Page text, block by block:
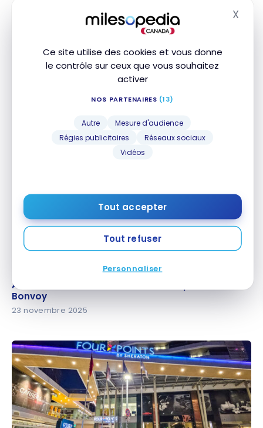
Ce site utilise des cookies et vous donne
le contrôle sur ceux que vous souhaitez
activer
NOS PARTENAIRES (13)
Autre
Mesure d'audience
Régies publicitaires
Réseaux sociaux
Vidéos
Tout accepter
Tout refuser
Personnaliser
X
Marriott Bonvoy : Les promotions du Vendredi fou
Marriott Bonvoy : Les promotions du Vendredi fou
25 novembre 2025
Avis: JW Marriott Crete Resort and Spa | Marriott
Bonvoy
Avis: JW Marriott Crete Resort and Spa | Marriott
Bonvoy
23 novembre 2025